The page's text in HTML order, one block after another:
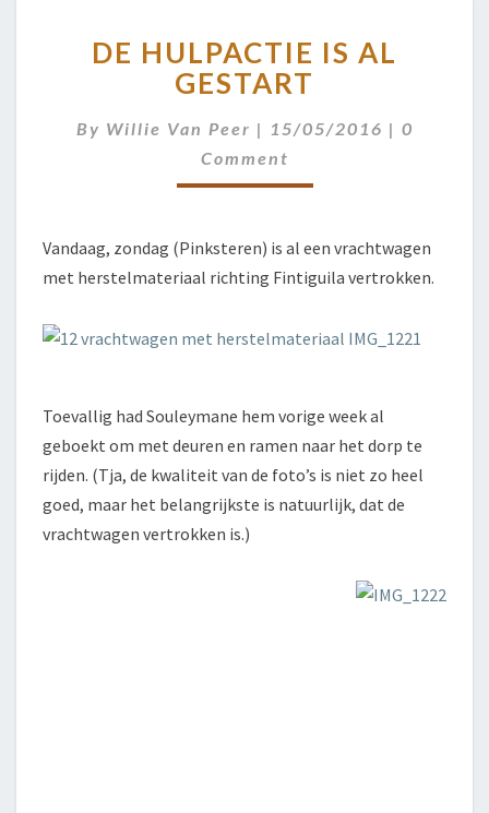
HULPACTIE
IS
AL
GESTART
DE HULPACTIE IS AL
GESTART
By Willie Van Peer | 15/05/2016 | 0
Comment
Vandaag, zondag (Pinksteren) is al een vrachtwagen
met herstelmateriaal richting Fintiguila vertrokken.
Toevallig had Souleymane hem vorige week al
geboekt om met deuren en ramen naar het dorp te
rijden. (Tja, de kwaliteit van de foto’s is niet zo heel
goed, maar het belangrijkste is natuurlijk, dat de
vrachtwagen vertrokken is.)